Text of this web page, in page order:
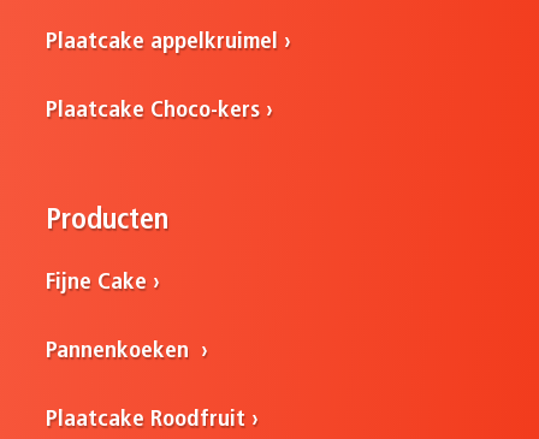
Plaatcake appelkruimel
Plaatcake Choco-kers
Producten
Fijne Cake
Pannenkoeken
Plaatcake Roodfruit